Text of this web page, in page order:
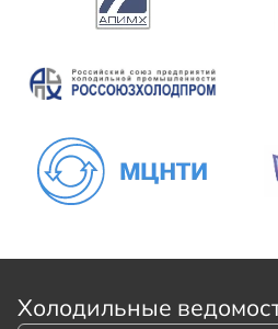
Холодильные